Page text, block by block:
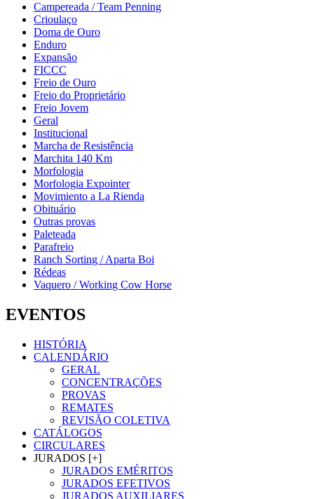
Campereada / Team Penning
Crioulaço
Doma de Ouro
Enduro
Expansão
FICCC
Freio de Ouro
Freio do Proprietário
Freio Jovem
Geral
Institucional
Marcha de Resistência
Marchita 140 Km
Morfologia
Morfologia Expointer
Movimiento a La Rienda
Obituário
Outras provas
Paleteada
Parafreio
Ranch Sorting / Aparta Boi
Rédeas
Vaquero / Working Cow Horse
EVENTOS
HISTÓRIA
CALENDÁRIO
GERAL
CONCENTRAÇÕES
PROVAS
REMATES
REVISÃO COLETIVA
CATÁLOGOS
CIRCULARES
JURADOS [+]
JURADOS EMÉRITOS
JURADOS EFETIVOS
JURADOS AUXILIARES